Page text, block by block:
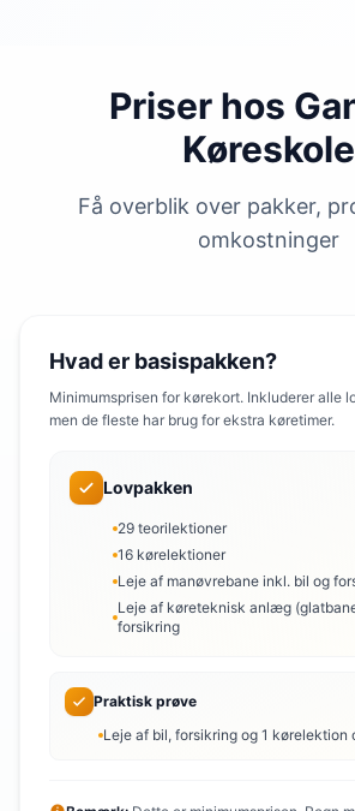
Priser hos
Køreskole
Få overblik over pakker,
omkostninger
Hvad er basispakken?
Minimumsprisen for kørekort. Inkluderer alle
men de fleste har brug for ekstra køretimer.
Lovpakken
29 teorilektioner
16 kørelektioner
Leje af manøvrebane inkl. bil og
Leje af køreteknisk anlæg
forsikring
Praktisk prøve
Leje af bil, forsikring og 1 kørelektion